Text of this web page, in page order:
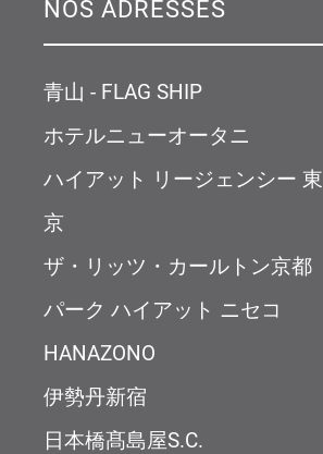
NOS ADRESSES
青山 - FLAG SHIP
ホテルニューオータニ
ハイアット リージェンシー 東
京
ザ・リッツ・カールトン京都
パーク ハイアット ニセコ
HANAZONO
伊勢丹新宿
日本橋髙島屋S.C.